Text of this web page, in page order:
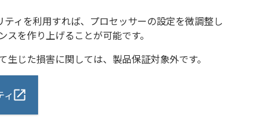
ティを利用すれば、プロセッサーの設定を微調整し
を作り上げることが可能です。
生じた損害に関しては、製品保証対象外です。
ィ